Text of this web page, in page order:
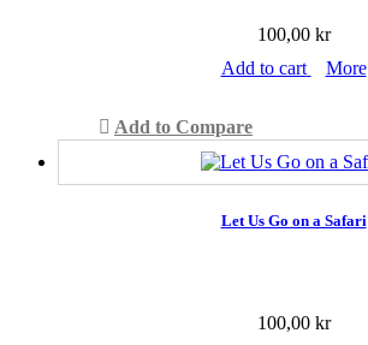
100,00 kr
Add to cart
More
Add to Compare
Let Us Go on a Safari
100,00 kr